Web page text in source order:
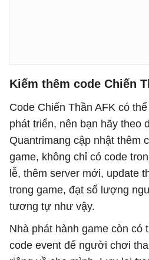
Kiếm thêm code Chiến
Code Chiến Thần AFK có
phát triển, nên bạn hãy theo
Quantrimang cập nhật thêm
game, không chỉ có code
lễ, thêm server mới, update
trong game, đạt số lượng
tương tự như vậy.
Nhà phát hành game còn có
code event để người chơi